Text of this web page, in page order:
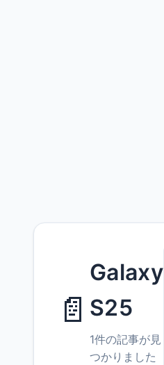
📄
Galaxy
S25
1件の記事が見
つかりました